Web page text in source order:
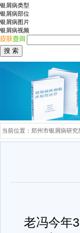
银屑病类型
银屑病部位
银屑病图片
银屑病视频
当前位置： 郑州市银屑病研究
老冯今年